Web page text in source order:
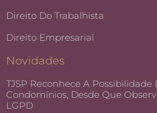
Direito Do Trabalhista
Direito Empresarial
Novidades
TJSP Reconhece A
Condomínios, Desde Que
LGPD